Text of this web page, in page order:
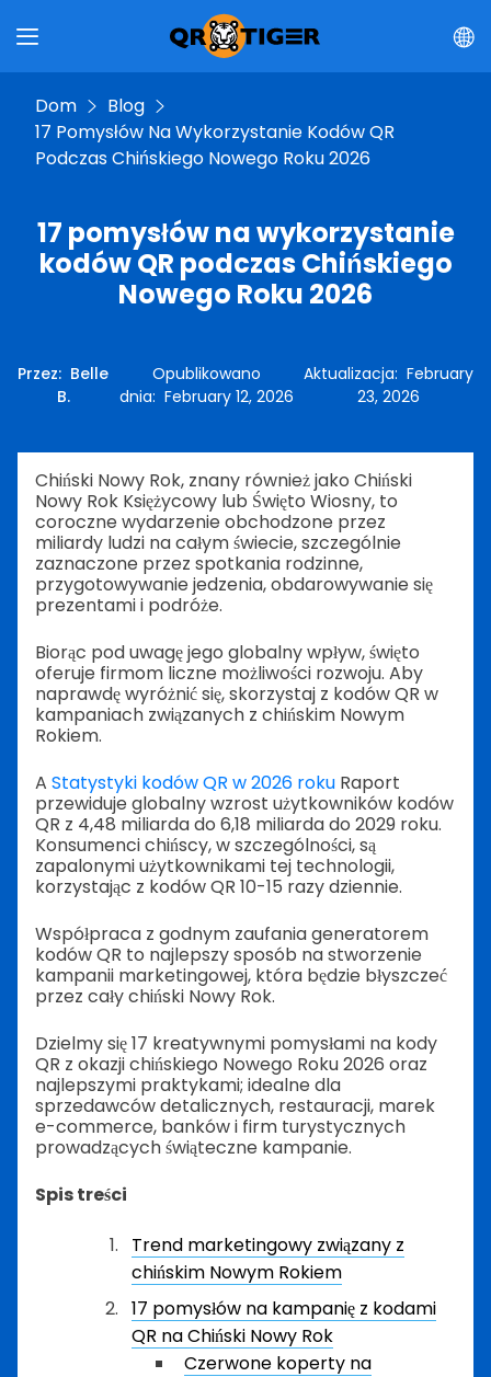
Dom
Blog
17 Pomysłów Na Wykorzystanie Kodów QR
Podczas Chińskiego Nowego Roku 2026
17 pomysłów na wykorzystanie
kodów QR podczas Chińskiego
Nowego Roku 2026
Przez: Belle
B.
Opublikowano
dnia: February 12, 2026
Aktualizacja: February
23, 2026
Chiński Nowy Rok, znany również jako Chiński
Nowy Rok Księżycowy lub Święto Wiosny, to
coroczne wydarzenie obchodzone przez
miliardy ludzi na całym świecie, szczególnie
zaznaczone przez spotkania rodzinne,
przygotowywanie jedzenia, obdarowywanie się
prezentami i podróże.
Biorąc pod uwagę jego globalny wpływ, święto
oferuje firmom liczne możliwości rozwoju. Aby
naprawdę wyróżnić się, skorzystaj z kodów QR w
kampaniach związanych z chińskim Nowym
Rokiem.
A Statystyki kodów QR w 2026 roku Raport
przewiduje globalny wzrost użytkowników kodów
QR z 4,48 miliarda do 6,18 miliarda do 2029 roku.
Konsumenci chińscy, w szczególności, są
zapalonymi użytkownikami tej technologii,
korzystając z kodów QR 10-15 razy dziennie.
Współpraca z godnym zaufania generatorem
kodów QR to najlepszy sposób na stworzenie
kampanii marketingowej, która będzie błyszczeć
przez cały chiński Nowy Rok.
Dzielmy się 17 kreatywnymi pomysłami na kody
QR z okazji chińskiego Nowego Roku 2026 oraz
najlepszymi praktykami; idealne dla
sprzedawców detalicznych, restauracji, marek
e-commerce, banków i firm turystycznych
prowadzących świąteczne kampanie.
Spis treści
Trend marketingowy związany z
chińskim Nowym Rokiem
17 pomysłów na kampanię z kodami
QR na Chiński Nowy Rok
Czerwone koperty na